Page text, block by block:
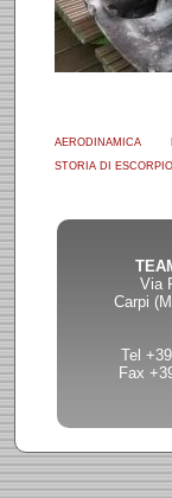
AERODINAMICA
STORIA DI ESCORPIO
Via
Carpi
Tel
Fax